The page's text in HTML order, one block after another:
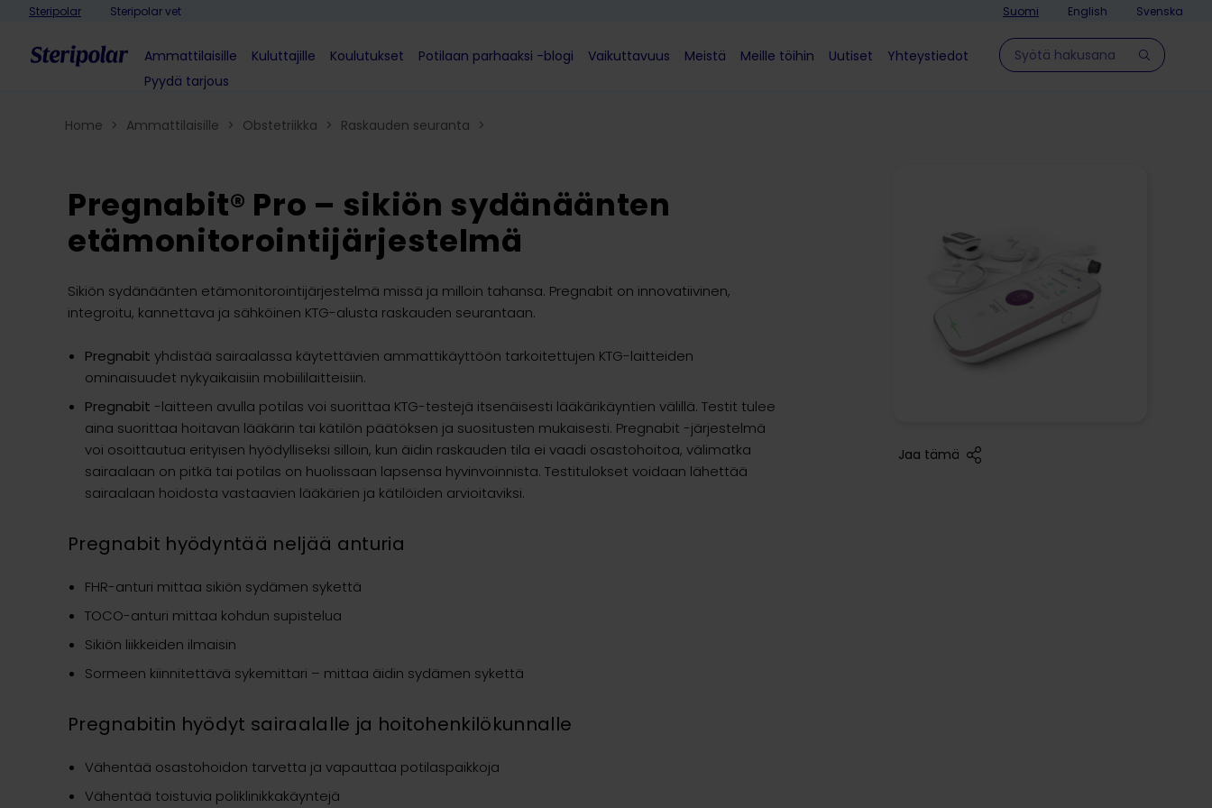
Skip to content
Steripolar Steripolar vet Suomi English Svenska
Ammattilaisille Kuluttajille Koulutukset Potilaan parhaaksi -blogi Vaikuttavuus Meistä Meille töihin Uutiset
Yhteystiedot
Pyydä tarjous
Hae sivulla
Home > Ammattilaisille > Obstetriikka​ > Raskauden seuranta >
Pregnabit® Pro – sikiön sydänäänten
etämonitorointijärjestelmä
Sikiön sydänäänten etämonitorointijärjestelmä missä ja milloin tahansa. Pregnabit on innovatiivinen,
integroitu, kannettava ja sähköinen KTG-alusta raskauden seurantaan.
Pregnabit yhdistää sairaalassa käytettävien ammattikäyttöön tarkoitettujen KTG-laitteiden
ominaisuudet nykyaikaisiin mobiililaitteisiin.
Pregnabit -laitteen avulla potilas voi suorittaa KTG-testejä itsenäisesti lääkärikäyntien välillä. Testit tulee
aina suorittaa hoitavan lääkärin tai kätilön päätöksen ja suositusten mukaisesti. Pregnabit -järjestelmä
voi osoittautua erityisen hyödylliseksi silloin, kun äidin raskauden tila ei vaadi osastohoitoa, välimatka
sairaalaan on pitkä tai potilas on huolissaan lapsensa hyvinvoinnista. Testitulokset voidaan lähettää
sairaalaan hoidosta vastaavien lääkärien ja kätilöiden arvioitaviksi.
Pregnabit hyödyntää neljää anturia
FHR-anturi mittaa sikiön sydämen sykettä
TOCO-anturi mittaa kohdun supistelua
Sikiön liikkeiden ilmaisin
Sormeen kiinnitettävä sykemittari – mittaa äidin sydämen sykettä
Pregnabitin hyödyt sairaalalle ja hoitohenkilökunnalle
Vähentää osastohoidon tarvetta ja vapauttaa potilaspaikkoja
Vähentää toistuvia poliklinikkakäyntejä
Jaa tämä